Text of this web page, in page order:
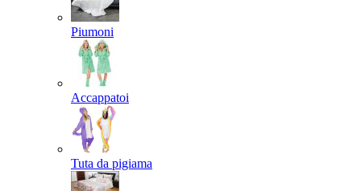
Piumoni
Accappatoi
Tuta da pigiama